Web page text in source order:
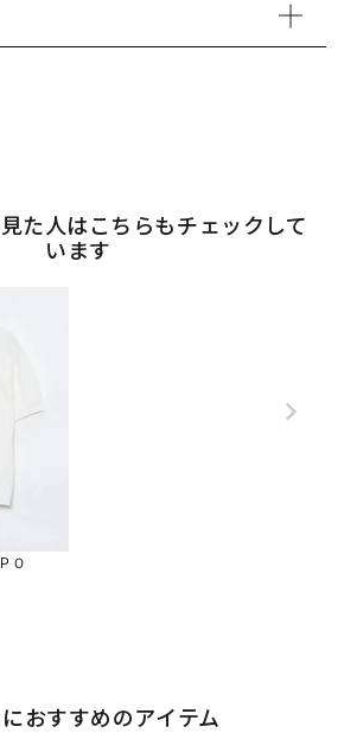
た人はこちらもチェックして
います
Ｏ
おすすめのアイテム